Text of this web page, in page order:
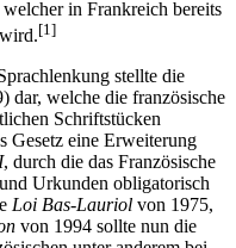
in Frankreich bereits
[1]
stellte die
dar, welche die französische
Schriftstücken
Gesetz eine Erweiterung
, durch die das Französische
Urkunden obligatorisch
Loi Bas-Lauriol von 1975,
von 1994 sollte nun die